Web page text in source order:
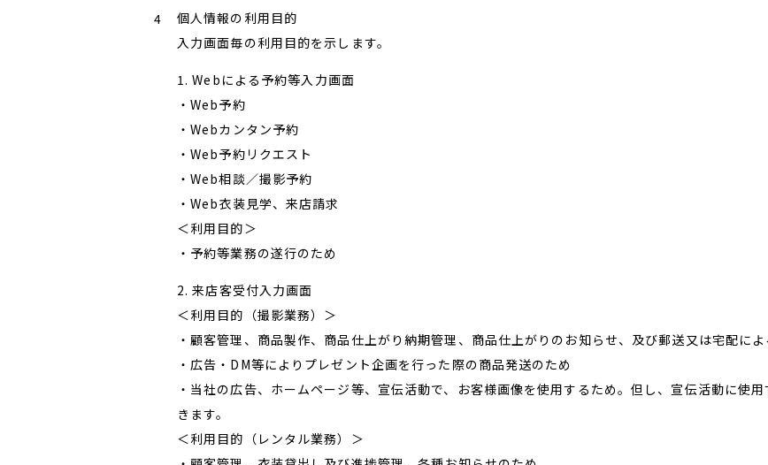
個人情報の利用目的
入力画面毎の利用目的を示します。
1. Webによる予約等入力画面
・Web予約
・Webカンタン予約
・Web予約リクエスト
・Web相談／撮影予約
・Web衣装見学、来店請求
＜利用目的＞
・予約等業務の遂行のため
2. 来店客受付入力画面
＜利用目的（撮影業務）＞
・顧客管理、商品製作、商品仕上がり納期管理、商品仕上がりのお知らせ、及び郵送又は宅配に
・広告・DM等によりプレゼント企画を行った際の商品発送のため
・当社の広告、ホームページ等、宣伝活動で、お客様画像を使用するため。但し、宣伝活動に使
きます。
＜利用目的（レンタル業務）＞